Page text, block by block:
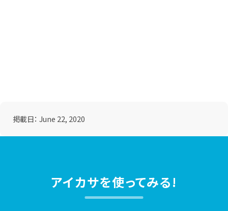
掲載日： June 22, 2020
アイカサを使ってみる!